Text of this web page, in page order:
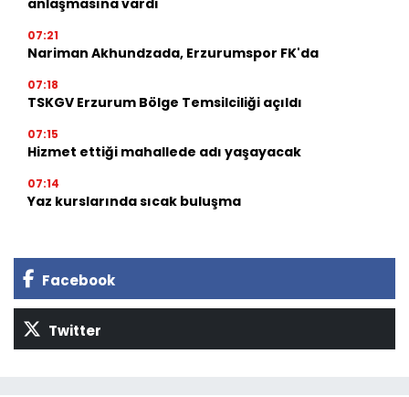
07:21
Nariman Akhundzada, Erzurumspor FK'da
07:18
TSKGV Erzurum Bölge Temsilciliği açıldı
07:15
Hizmet ettiği mahallede adı yaşayacak
07:14
Yaz kurslarında sıcak buluşma
Facebook
Twitter